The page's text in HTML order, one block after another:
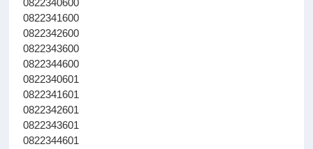
0822340600
0822341600
0822342600
0822343600
0822344600
0822340601
0822341601
0822342601
0822343601
0822344601